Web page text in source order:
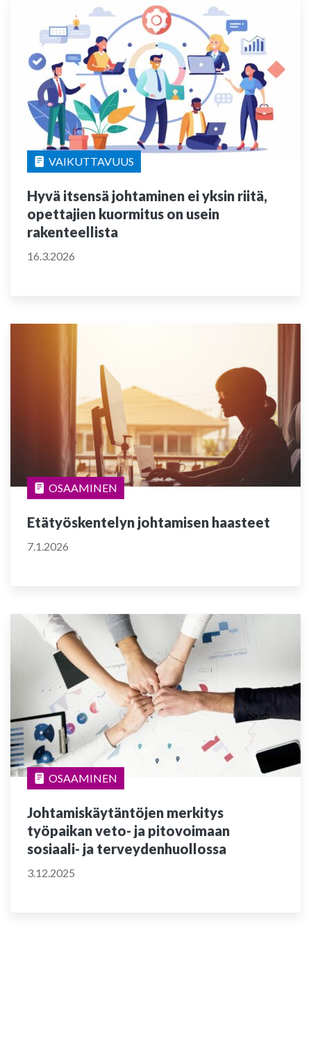
VAIKUTTAVUUS
Hyvä itsensä johtaminen ei yksin riitä,
opettajien kuormitus on usein
rakenteellista
16.3.2026
OSAAMINEN
Etätyöskentelyn johtamisen haasteet
7.1.2026
OSAAMINEN
Johtamiskäytäntöjen merkitys
työpaikan veto- ja pitovoimaan
sosiaali- ja terveydenhuollossa
3.12.2025